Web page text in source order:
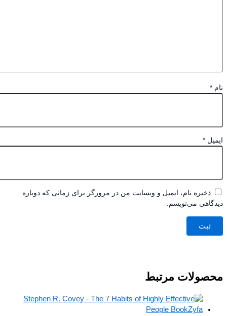
*
ذخیره نام، ایمیل و وبسایت من در مرورگر برای زمانی که دوباره
می‌نویسم.
مرتبط